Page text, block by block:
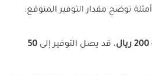
توضح مقدار التوفير المتوقع:
200 ريال ، قد يصل التوفير إلى 50